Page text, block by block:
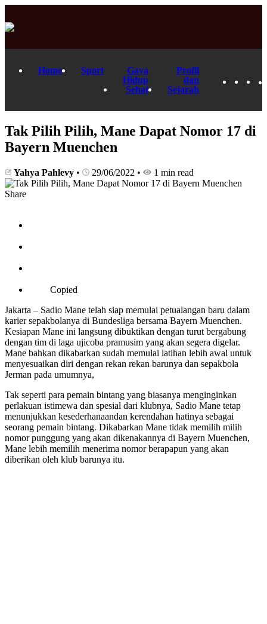
Home Sport
Gaya
Hidup
Sehat
Profil
dan
Sejarah
Tak Pilih Pilih, Mane Dapat Nomor 17 di
Bayern Muenchen
Yahya Pahlevy • 29/06/2022 • 1 min read
Share
Copied
Jakarta – Sadio Mane telah siap memulai petualangan baru dalam
karier sepakbolanya di Bundesliga bersama Bayern Muenchen.
Kesiapan Mane ini langsung dibuktikan dengan turut bergabung
dengan tim di laga ujicoba pramusim yang akan segera digelar.
Mane bahkan dikabarkan sudah memulai latihan lebih awal untuk
menyesuaikan diri dengan rekan rekan barunya dan sepakbola
Jerman pada umumnya,
Tak seperti para pemain bintang yang biasanya menginginkan
perlakuan istimewa dan spesial dari klubnya, Sadio Mane tetap
menunjukkan kesederhanaandan kerendahan hatinya sebagai
seorang pemain bintang. Dikabarkan Mane tidak memilih milih
nomor punggung yang akan dikenakannya di Bayern Muenchen,
Mane lebih memilih menerima nomor berapapun yang akan
diberikan oleh klub barunya itu.